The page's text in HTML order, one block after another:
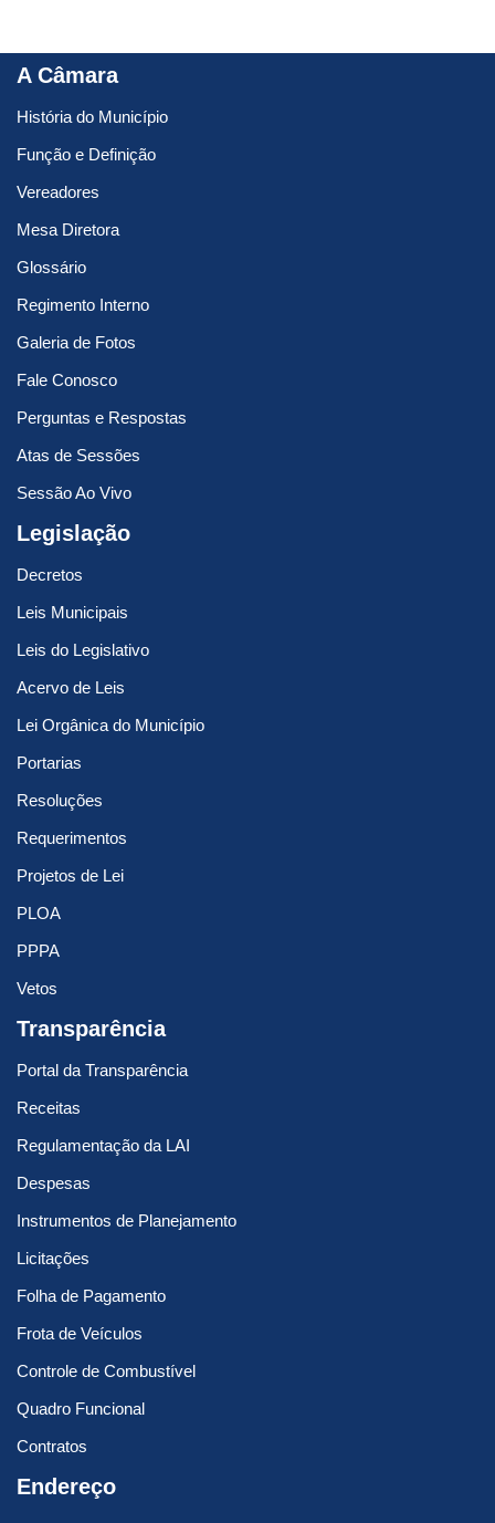
A Câmara
História do Município
Função e Definição
Vereadores
Mesa Diretora
Glossário
Regimento Interno
Galeria de Fotos
Fale Conosco
Perguntas e Respostas
Atas de Sessões
Sessão Ao Vivo
Legislação
Decretos
Leis Municipais
Leis do Legislativo
Acervo de Leis
Lei Orgânica do Município
Portarias
Resoluções
Requerimentos
Projetos de Lei
PLOA
PPPA
Vetos
Transparência
Portal da Transparência
Receitas
Regulamentação da LAI
Despesas
Instrumentos de Planejamento
Licitações
Folha de Pagamento
Frota de Veículos
Controle de Combustível
Quadro Funcional
Contratos
Endereço